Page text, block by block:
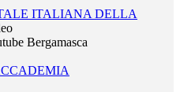
ITALIANA DELLA
Bergamasca